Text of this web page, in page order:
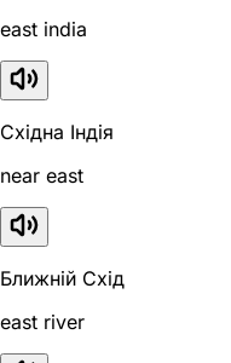
east india
Східна Індія
near east
Ближній Схід
east river